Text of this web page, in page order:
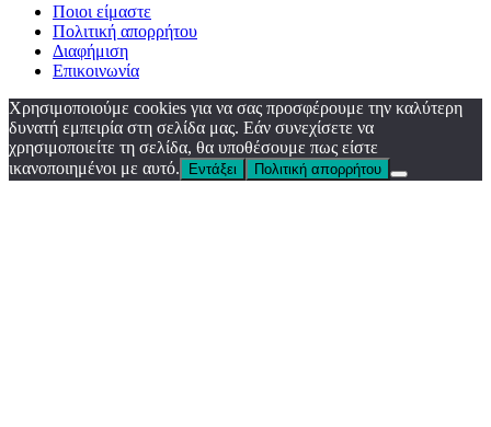
Ποιοι είμαστε
Πολιτική απορρήτου
Διαφήμιση
Επικοινωνία
Χρησιμοποιούμε cookies για να σας προσφέρουμε την καλύτερη
δυνατή εμπειρία στη σελίδα μας. Εάν συνεχίσετε να
χρησιμοποιείτε τη σελίδα, θα υποθέσουμε πως είστε
ικανοποιημένοι με αυτό.
Εντάξει Πολιτική απορρήτου